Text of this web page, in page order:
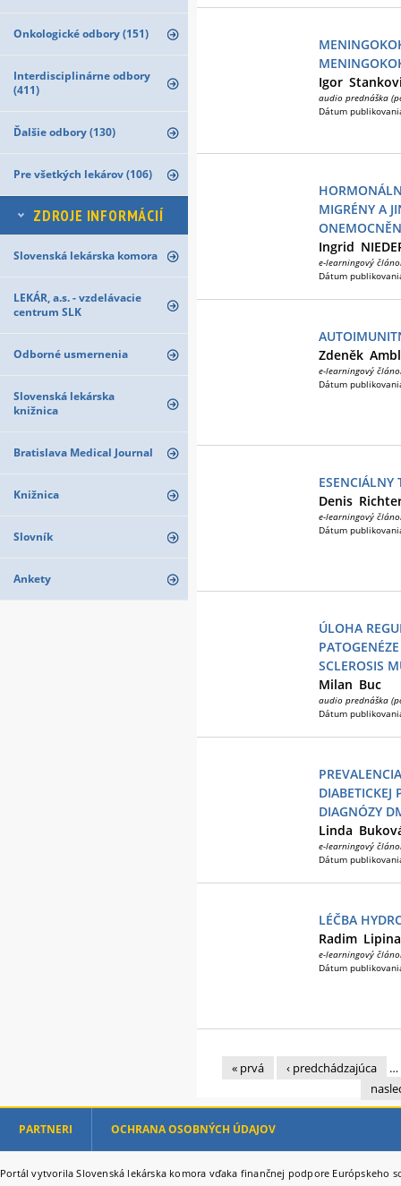
Onkologické odbory (151)
Interdisciplinárne odbory
(411)
Ďalšie odbory (130)
Pre všetkých lekárov (106)
ZDROJE INFORMÁCIÍ
Slovenská lekárska komora
LEKÁR, a.s. - vzdelávacie
centrum SLK
Odborné usmernenia
Slovenská lekárska
knižnica
Bratislava Medical Journal
Knižnica
Slovník
Ankety
Igor
audio prednáška
Dátum
MIGRÉNY A
Ingrid
e-learningový
Dátum
Zdeněk
e-learningový
Dátum
ESENCIÁLNY
Denis
e-learningový
Dátum
ÚLOHA
SCLEROSIS
Milan Buc
audio prednáška
Dátum
DIABETICKEJ
DIAGNÓZY
Linda
e-learningový
Dátum
LÉČBA
Radim Lipina
e-learningový
Dátum
« prvá ‹ predchádzajúca
…
PARTNERI OCHRANA OSOBNÝCH ÚDAJOV
Portál vytvorila Slovenská lekárska komora vďaka finančnej podpore Európskeho